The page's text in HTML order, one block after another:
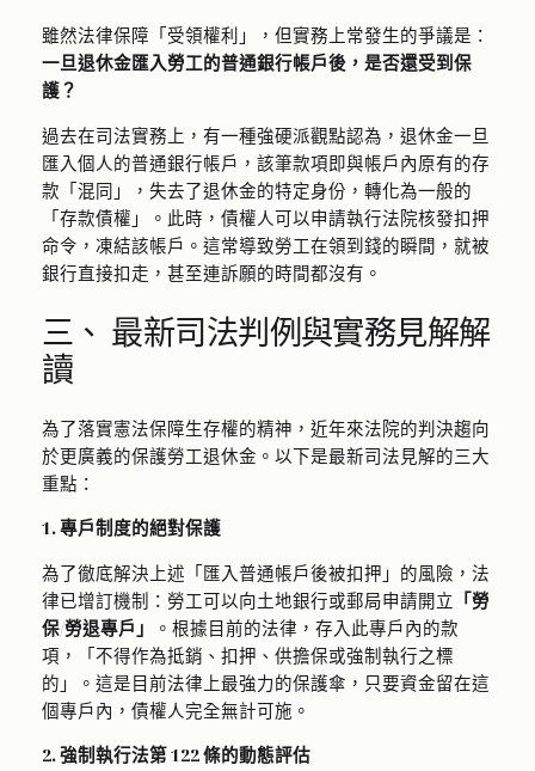
雖然法律保障「受領權利」，但實務上常發生的爭議是：
一旦退休金匯入勞工的普通銀行帳戶後，是否還受到保
護？
過去在司法實務上，有一種強硬派觀點認為，退休金一旦
匯入個人的普通銀行帳戶，該筆款項即與帳戶內原有的存
款「混同」，失去了退休金的特定身份，轉化為一般的
「存款債權」。此時，債權人可以申請執行法院核發扣押
命令，凍結該帳戶。這常導致勞工在領到錢的瞬間，就被
銀行直接扣走，甚至連訴願的時間都沒有。
三、 最新司法判例與實務見解解
讀
為了落實憲法保障生存權的精神，近年來法院的判決趨向
於更廣義的保護勞工退休金。以下是最新司法見解的三大
重點：
1. 專戶制度的絕對保護
為了徹底解決上述「匯入普通帳戶後被扣押」的風險，法
律已增訂機制：勞工可以向土地銀行或郵局申請開立 「勞
保/勞退專戶」
。根據目前的法律，存入此專戶內的款
項，「不得作為抵銷、扣押、供擔保或強制執行之標
的」。這是目前法律上最強力的保護傘，只要資金留在這
個專戶內，債權人完全無計可施。
2. 強制執行法第 122 條的動態評估